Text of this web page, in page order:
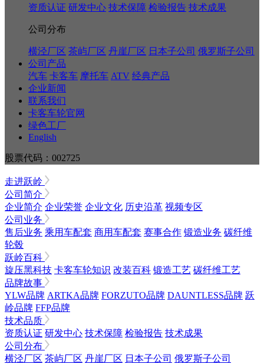
资质认证 研发中心 技术保障 检验报告 技术成果
公司分布
横泾厂区 茶屿厂区 丹崖厂区 日本子公司 俄罗斯子公司
公司产品
汽车 卡客车 摩托车 ATV 经典产品
企业新闻
联系我们
卡客车轮官网
绿色工厂
English
股票代码：002725
走进跃岭
公司简介
企业简介 企业荣誉 企业文化 历史沿革 视频专区
公司业务
售后业务 乘用车配套 商用车配套 赛事合作 锻造业务 碳纤维
轮毂
跃岭百科
旋压黑科技 卡客车轮知识 改装百科 锻造工艺 碳纤维工艺
品牌故事
YLW品牌 ARTKA品牌 FORZUTO品牌 DAUNTLESS品牌 跃
岭品牌 FFP品牌
技术品质
资质认证 研发中心 技术保障 检验报告 技术成果
公司分布
横泾厂区 茶屿厂区 丹崖厂区 日本子公司 俄罗斯子公司